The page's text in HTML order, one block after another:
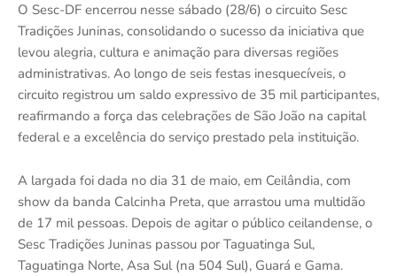
O Sesc-DF encerrou nesse sábado (28/6) o circuito Sesc
Tradições Juninas, consolidando o sucesso da iniciativa que
levou alegria, cultura e animação para diversas regiões
administrativas. Ao longo de seis festas inesquecíveis, o
circuito registrou um saldo expressivo de 35 mil participantes,
reafirmando a força das celebrações de São João na capital
federal e a excelência do serviço prestado pela instituição.
A largada foi dada no dia 31 de maio, em Ceilândia, com
show da banda Calcinha Preta, que arrastou uma multidão
de 17 mil pessoas. Depois de agitar o público ceilandense, o
Sesc Tradições Juninas passou por Taguatinga Sul,
Taguatinga Norte, Asa Sul (na 504 Sul), Guará e Gama.